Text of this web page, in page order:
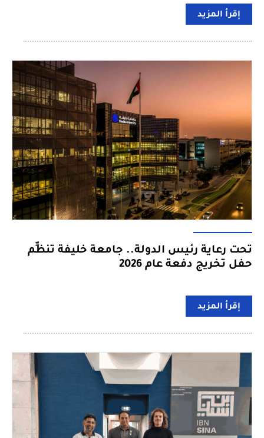
إقرأ المزيد
تحت رعاية رئيس الدولة.. جامعة خليفة تنظِّم
حفل تخريج دفعة عام 2026
إقرأ المزيد